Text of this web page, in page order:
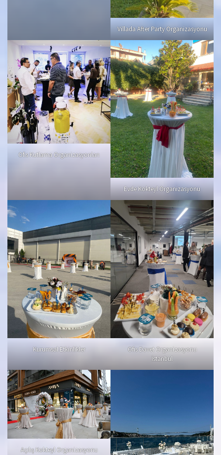
Villada After Party Organizasyonu
Ofis Kutlama Organizasyonları
Evde Kokteyl Organizasyonu
Kurumsal Etkinlikler
Ofis Davet Organizasyonu
İstanbul
Açılış Kokteyl Organizasyonu